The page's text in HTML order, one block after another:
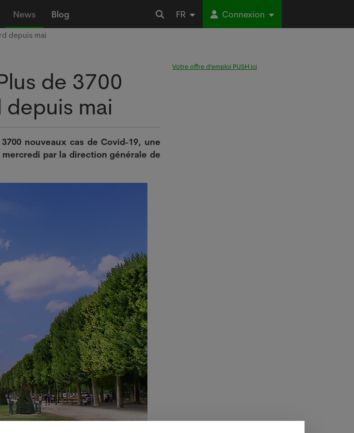
News Blog FR Connexion
depuis mai
de 3700
mai
nouveaux cas de Covid-19, une
par la direction générale de
Votre offre d’emploi PUSH ici